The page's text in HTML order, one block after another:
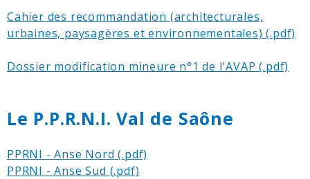
Cahier des recommandation (architecturales,
urbaines, paysagères et environnementales)
Dossier modification mineure n°1 de l'AVAP
Le P.P.R.N.I. Val de Saône
PPRNI - Anse Nord
PPRNI - Anse Sud